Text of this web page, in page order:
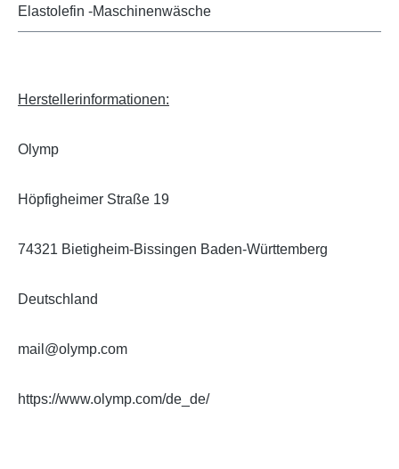
Elastolefin -Maschinenwäsche
Herstellerinformationen:
Olymp
Höpfigheimer Straße 19
74321 Bietigheim-Bissingen Baden-Württemberg
Deutschland
mail@olymp.com
https://www.olymp.com/de_de/